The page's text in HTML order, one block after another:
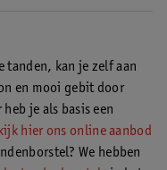
tanden, kan je zelf aan
en mooi gebit door
je als basis een
hier ons online aanbod
We hebben